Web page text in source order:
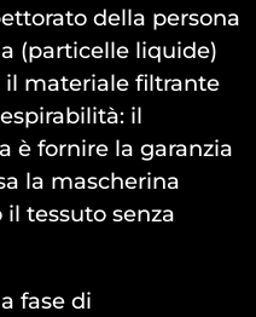
della persona
(particelle liquide)
il materiale filtrante
il
è fornire la garanzia
la mascherina
il tessuto senza
fase di